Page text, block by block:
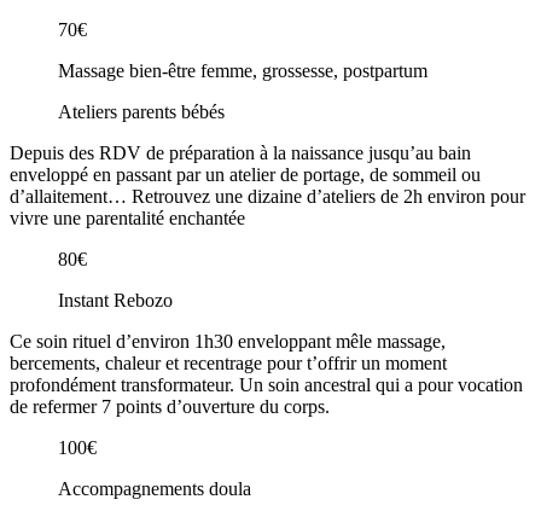
70€
Massage bien-être femme, grossesse, postpartum
Ateliers parents bébés
Depuis des RDV de préparation à la naissance jusqu’au bain
enveloppé en passant par un atelier de portage, de sommeil ou
d’allaitement… Retrouvez une dizaine d’ateliers de 2h environ pour
vivre une parentalité enchantée
80€
Instant Rebozo
Ce soin rituel d’environ 1h30 enveloppant mêle massage,
bercements, chaleur et recentrage pour t’offrir un moment
profondément transformateur. Un soin ancestral qui a pour vocation
de refermer 7 points d’ouverture du corps.
100€
Accompagnements doula